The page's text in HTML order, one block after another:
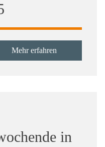
Mehr erfahren
in